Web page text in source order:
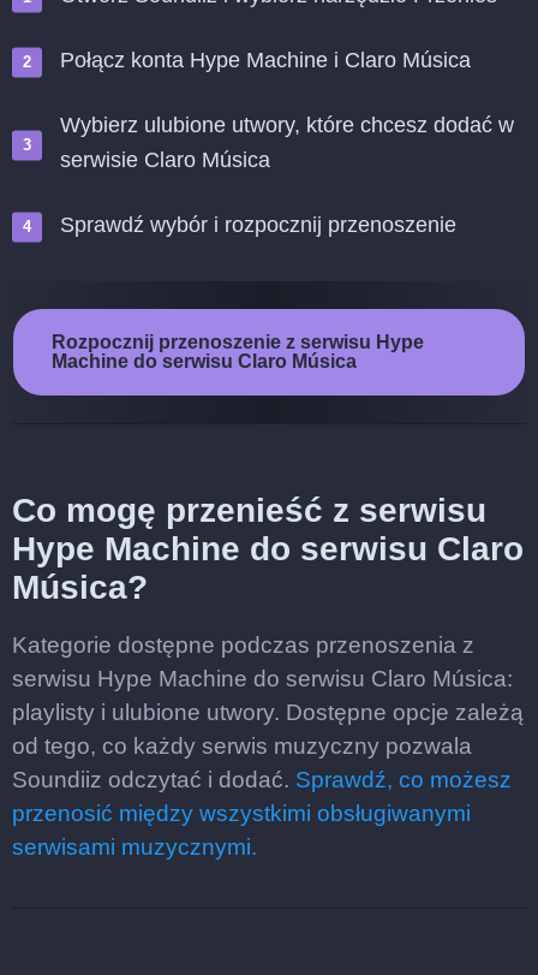
Połącz konta Hype Machine i Claro Música
Wybierz ulubione utwory, które chcesz dodać w
serwisie Claro Música
Sprawdź wybór i rozpocznij przenoszenie
Rozpocznij przenoszenie z serwisu Hype
Machine do serwisu Claro Música
Co mogę przenieść z serwisu
Hype Machine do serwisu Claro
Música?
Kategorie dostępne podczas przenoszenia z
serwisu Hype Machine do serwisu Claro Música:
playlisty i ulubione utwory. Dostępne opcje zależą
od tego, co każdy serwis muzyczny pozwala
Soundiiz odczytać i dodać. Sprawdź, co możesz
przenosić między wszystkimi obsługiwanymi
serwisami muzycznymi.